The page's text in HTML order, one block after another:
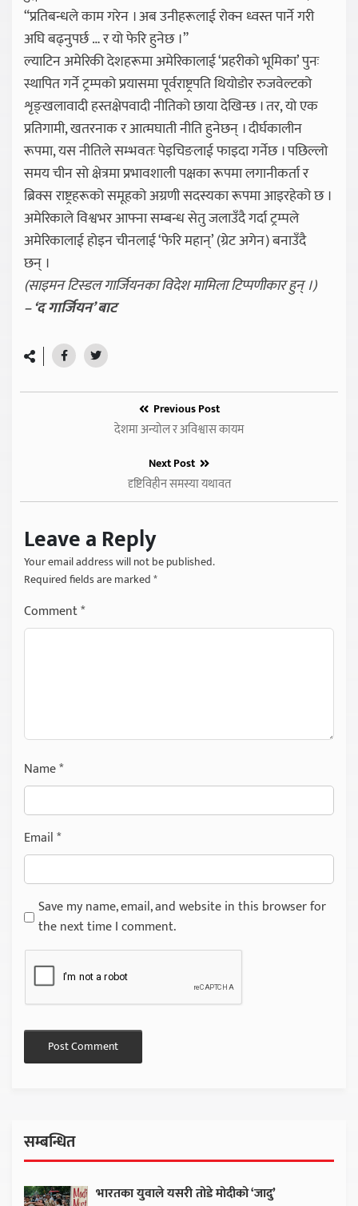
“प्रतिबन्धले काम गरेन । अब उनीहरूलाई रोक्न ध्वस्त पार्ने गरी
अघि बढ्नुपर्छ … र यो फेरि हुनेछ ।”
ल्याटिन अमेरिकी देशहरूमा अमेरिकालाई ‘प्रहरीको भूमिका’ पुनः
स्थापित गर्ने ट्रम्पको प्रयासमा पूर्वराष्ट्रपति थियोडोर रुजवेल्टको
शृङ्खलावादी हस्तक्षेपवादी नीतिको छाया देखिन्छ । तर, यो एक
प्रतिगामी, खतरनाक र आत्मघाती नीति हुनेछन् । दीर्घकालीन
रूपमा, यस नीतिले सम्भवतः पेइचिङलाई फाइदा गर्नेछ । पछिल्लो
समय चीन सो क्षेत्रमा प्रभावशाली पक्षका रूपमा लगानीकर्ता र
ब्रिक्स राष्ट्रहरूको समूहको अग्रणी सदस्यका रूपमा आइरहेको छ ।
अमेरिकाले विश्वभर आफ्ना सम्बन्ध सेतु जलाउँदै गर्दा ट्रम्पले
अमेरिकालाई होइन चीनलाई ‘फेरि महान्’ (ग्रेट अगेन) बनाउँदै
छन् ।
(साइमन टिस्डल गार्जियनका विदेश मामिला टिप्पणीकार हुन् ।)
– ‘द गार्जियन’ बाट
Previous Post
देशमा अन्योल र अविश्वास कायम
Next Post
दृष्टिविहीन समस्या यथावत
Leave a Reply
Your email address will not be published.
Required fields are marked*
Comment*
Name*
Email*
Save my name, email, and website in this browser for
the next time I comment.
सम्बन्धित
भारतका युवाले यसरी तोडे मोदीको ‘जादु’